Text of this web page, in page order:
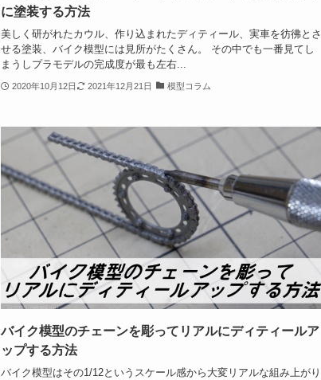
に塗装する方法
美しく研がれたカウル、作り込まれたディティール、実車を彷彿とさ
せる塗装、バイク模型には見所がたくさん。 その中でも一番見てし
まうしプラモデルの完成度が最も左右...
2020年10月12日 2021年12月21日 模型コラム
バイク模型のチェーンを彫ってリアルにディティールア
ップする方法
バイク模型はその1/12というスケール感から大変リアルな組み上がり